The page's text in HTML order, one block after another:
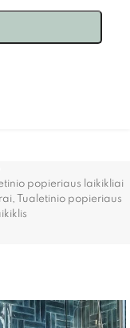
popieriaus laikikliai
,
Tualetinio popieriaus